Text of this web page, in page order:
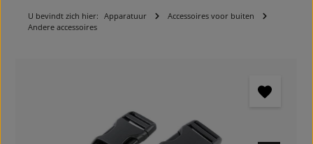
U bevindt zich hier: Apparatuur
Accessoires voor buiten
Andere accessoires